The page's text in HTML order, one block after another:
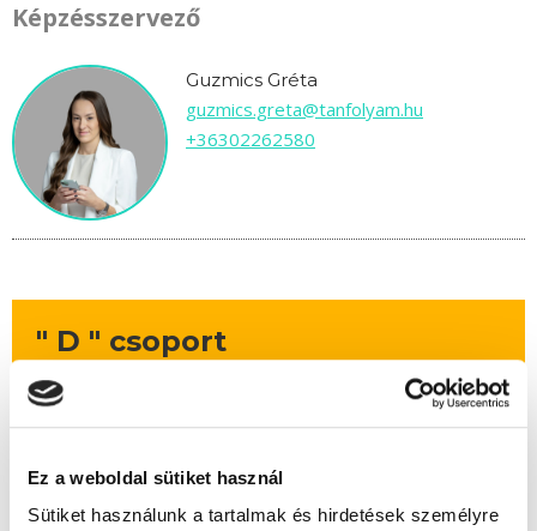
Ez a weboldal sütiket használ
Sütiket használunk a tartalmak és hirdetések személyre
Képzésszervező
Guzmics Gréta
guzmics.greta@tanfolyam.hu
+36302262580
" D " csoport
50 nap az indulásig!
Időtartam:4-5 hónap
Képzés ára: 159 000 Ft
egyösszegű befizetés esetén